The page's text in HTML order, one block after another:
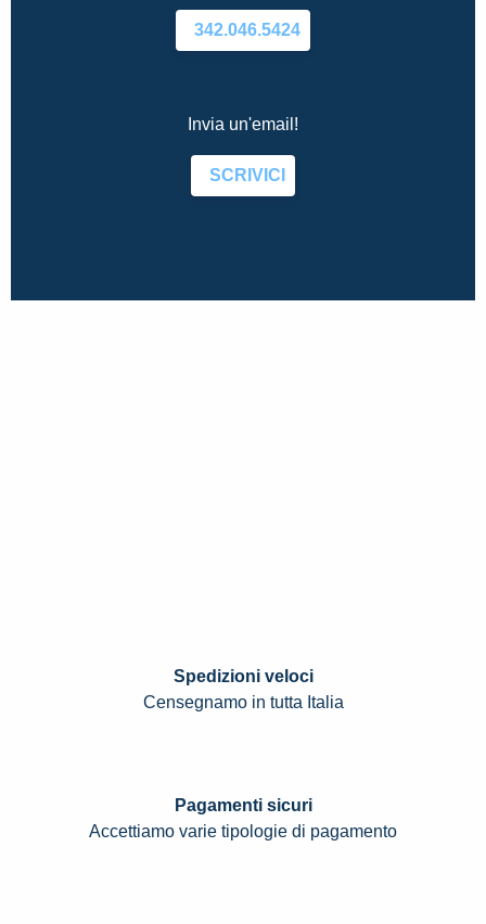
342.046.5424
Invia un'email!
SCRIVICI
Spedizioni veloci
Censegnamo in tutta Italia
Pagamenti sicuri
Accettiamo varie tipologie di pagamento